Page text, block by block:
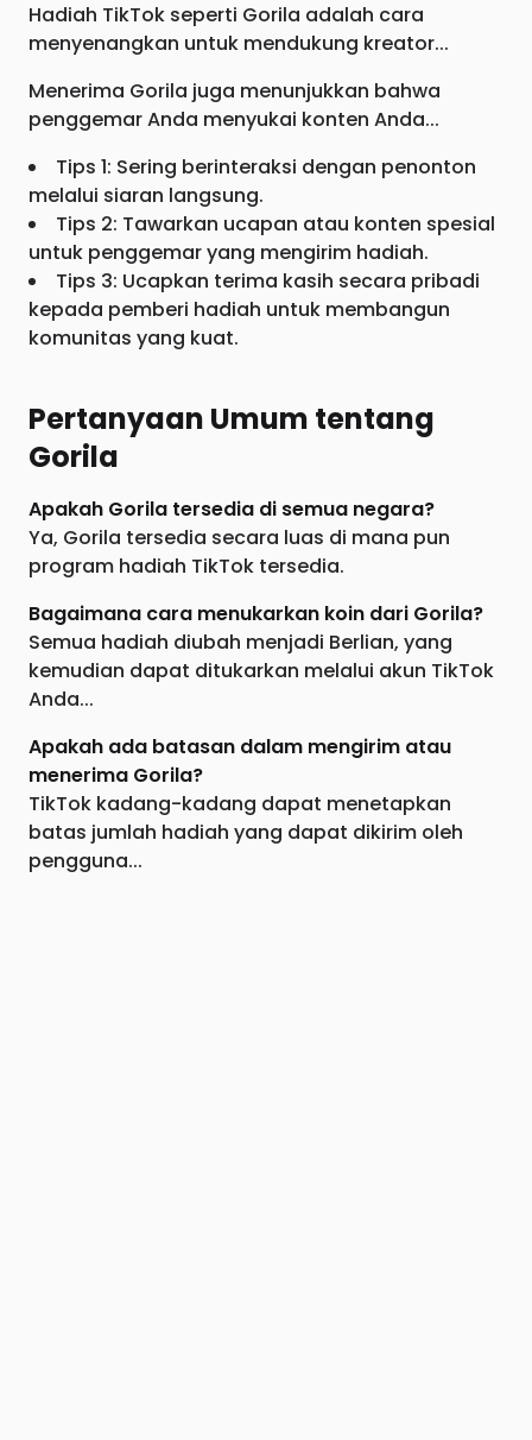
Hadiah TikTok seperti Gorila adalah cara
menyenangkan untuk mendukung kreator...
Menerima Gorila juga menunjukkan bahwa
penggemar Anda menyukai konten Anda...
Tips 1: Sering berinteraksi dengan penonton
melalui siaran langsung.
Tips 2: Tawarkan ucapan atau konten spesial
untuk penggemar yang mengirim hadiah.
Tips 3: Ucapkan terima kasih secara pribadi
kepada pemberi hadiah untuk membangun
komunitas yang kuat.
Pertanyaan Umum tentang
Gorila
Apakah Gorila tersedia di semua negara?
Ya, Gorila tersedia secara luas di mana pun
program hadiah TikTok tersedia.
Bagaimana cara menukarkan koin dari Gorila?
Semua hadiah diubah menjadi Berlian, yang
kemudian dapat ditukarkan melalui akun TikTok
Anda...
Apakah ada batasan dalam mengirim atau
menerima Gorila?
TikTok kadang-kadang dapat menetapkan
batas jumlah hadiah yang dapat dikirim oleh
pengguna...